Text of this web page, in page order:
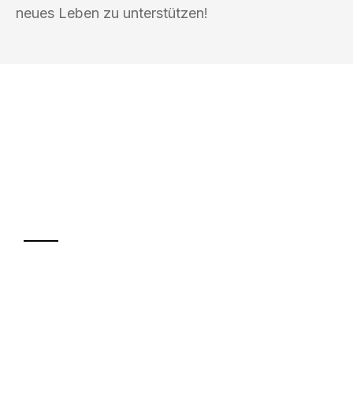
neues Leben zu unterstützen!